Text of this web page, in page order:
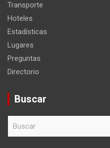
Transporte
Hoteles
Estadísticas
Lugares
Preguntas
Directorio
Buscar